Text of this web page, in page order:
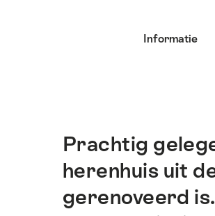
naar
de
ankerpunten
deze
Informatie
Inleiding
Prachtig
herenhuis uit
gerenoveerd